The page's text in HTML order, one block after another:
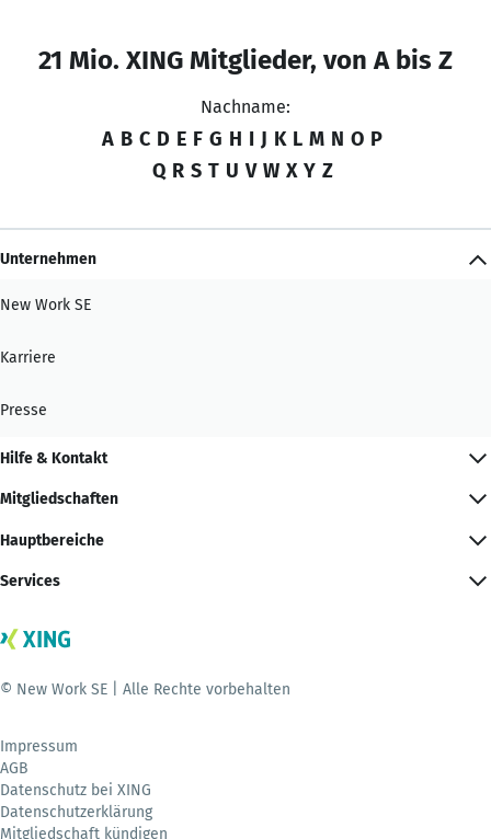
21 Mio. XING Mitglieder, von A bis Z
Nachname:
A B C D E F G H I J K L M N O P
Q R S T U V W X Y Z
Unternehmen
New Work SE
Karriere
Presse
Hilfe & Kontakt
Mitgliedschaften
Hauptbereiche
Services
© New Work SE | Alle Rechte vorbehalten
Impressum
AGB
Datenschutz bei XING
Datenschutzerklärung
Mitgliedschaft kündigen